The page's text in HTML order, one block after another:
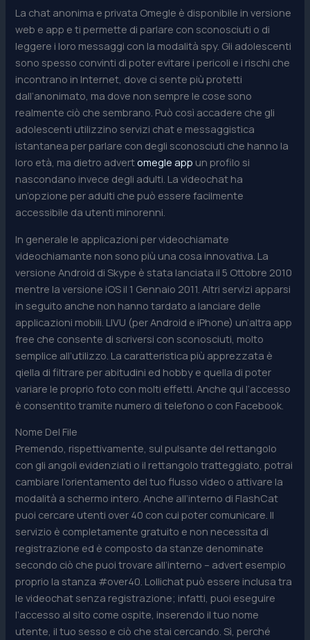
La chat anonima e privata Omegle è disponibile in versione
web e app e ti permette di parlare con sconosciuti o di
leggere i loro messaggi con la modalità spy. Gli adolescenti
sono spesso convinti di poter evitare i pericoli e i rischi che
incontrano in Internet, dove ci sente più protetti
dall’anonimato, ma dove non sempre le cose sono
realmente ciò che sembrano. Può così accadere che gli
adolescenti utilizzino servizi chat e messaggistica
istantanea per parlare con degli sconosciuti che hanno la
loro età, ma dietro advertomegle app un profilo si
nascondano invece degli adulti. La videochat ha
un’opzione per adulti che può essere facilmente
accessibile da utenti minorenni.
In generale le applicazioni per videochiamate
videochiamante non sono più una cosa innovativa. La
versione Android di Skype è stata lanciata il 5 Ottobre 2010
mentre la versione iOS il 1 Gennaio 2011. Altri servizi apparsi
in seguito anche non hanno tardato a lanciare delle
applicazioni mobili. LIVU (per Android e iPhone) un’altra app
free che consente di scriversi con sconosciuti, molto
semplice all’utilizzo. La caratteristica più apprezzata è
qiella di filtrare per abitudini ed hobby e quella di poter
variare le proprio foto con molti effetti. Anche qui l’accesso
è consentito tramite numero di telefono o con Facebook.
Nome Del File
Premendo, rispettivamente, sul pulsante del rettangolo
con gli angoli evidenziati o il rettangolo tratteggiato, potrai
cambiare l’orientamento del tuo flusso video o attivare la
modalità a schermo intero. Anche all’interno di FlashCat
puoi cercare utenti over 40 con cui poter comunicare. Il
servizio è completamente gratuito e non necessita di
registrazione ed è composto da stanze denominate
secondo ciò che puoi trovare all’interno – advert esempio
proprio la stanza #over40. Lollichat può essere inclusa tra
le videochat senza registrazione; infatti, puoi eseguire
l’accesso al sito come ospite, inserendo il tuo nome
utente, il tuo sesso e ciò che stai cercando. Sì, perché